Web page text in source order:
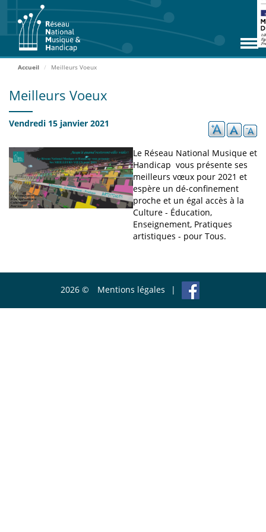
RNMH
Missions
Adhérents
Contact
Accueil
contenu
principal
Accueil Meilleurs Voeux
Meilleurs Voeux
Vendredi 15 janvier 2021
Le Réseau National Musique et
Handicap vous présente ses
meilleurs vœux pour 2021 et
espère un dé-confinement
proche et un égal accès à la
Culture - Éducation,
Enseignement, Pratiques
artistiques - pour Tous.
2026 © Mentions légales |